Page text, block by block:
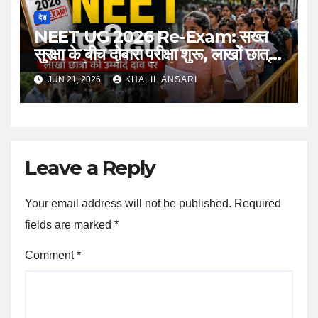
देश
NEET UG 2026 Re-Exam: सख्त
सुरक्षा के बीच दोबारा परीक्षा शुरू, लाखों छात्रों
की उम्मीदों की फिर हुई परीक्षा
JUN 21, 2026 KHALIL ANSARI
Leave a Reply
Your email address will not be published. Required
fields are marked *
Comment*